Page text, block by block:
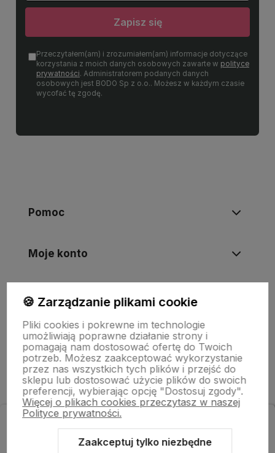
Zapisz się
Przeczytałem(am) i zrozumiałem(am) informacje dotyczące
korzystania z moich danych osobowych zawarte w polityce
prywatności. Administratorem podanych danych
osobowych jest BODO Sp z o.o.. Możesz w każdym czasie
wycofać tę zgodę.
Pomoc
Moje konto
Informacje
O nas
Zapisz się do newslettera
i odbierz rabat na zakupy!
🍪 Zarządzanie plikami cookie
Pliki cookies i pokrewne im technologie
umożliwiają poprawne działanie strony i
pomagają nam dostosować ofertę do Twoich
potrzeb. Możesz zaakceptować wykorzystanie
przez nas wszystkich tych plików i przejść do
sklepu lub dostosować użycie plików do swoich
preferencji, wybierając opcję "Dostosuj zgody".
Więcej o plikach cookies przeczytasz w naszej
Polityce prywatności.
Zaakceptuj tylko niezbędne